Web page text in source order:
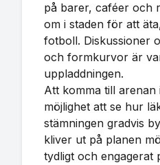
på barer, caféer och
om i staden för att
fotboll. Diskussioner
och formkurvor är
uppladdningen.
Att komma till arenan
möjlighet att se hur
stämningen gradvis
kliver ut på planen
tydligt och engagerat